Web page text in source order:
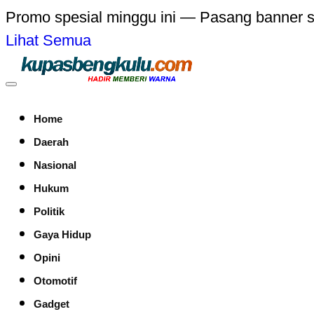
Promo spesial minggu ini — Pasang banner
Lihat Semua
Home
Daerah
Nasional
Hukum
Politik
Gaya Hidup
Opini
Otomotif
Gadget